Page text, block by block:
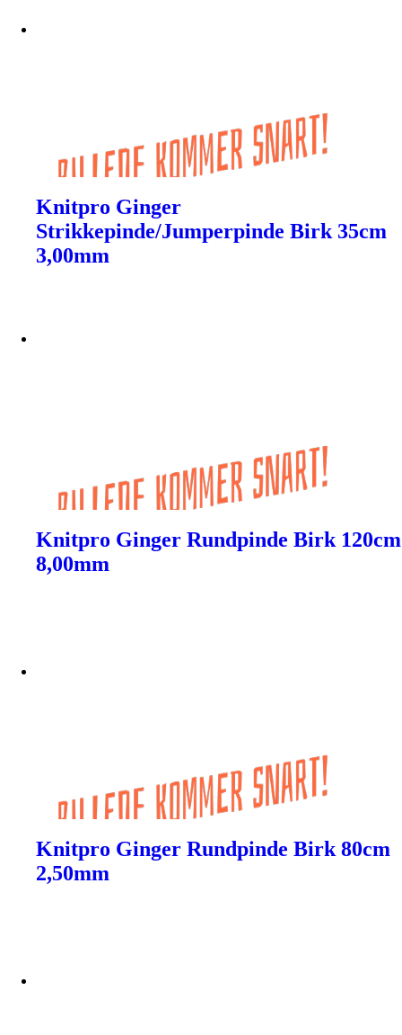
Knitpro Ginger
Strikkepinde/Jumperpinde Birk 35cm
3,00mm
Knitpro Ginger Rundpinde Birk 120cm
8,00mm
Knitpro Ginger Rundpinde Birk 80cm
2,50mm